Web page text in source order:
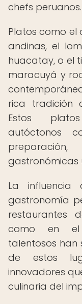
chefs peruanos.
Platos como el
andinas, el
huacatay, o el
maracuyá y
rica tradición
Estos
autóctonos
gastronómicas
La
gastronomía
restaurantes
como en el
talentosos
de estos
innovadores
culinaria del